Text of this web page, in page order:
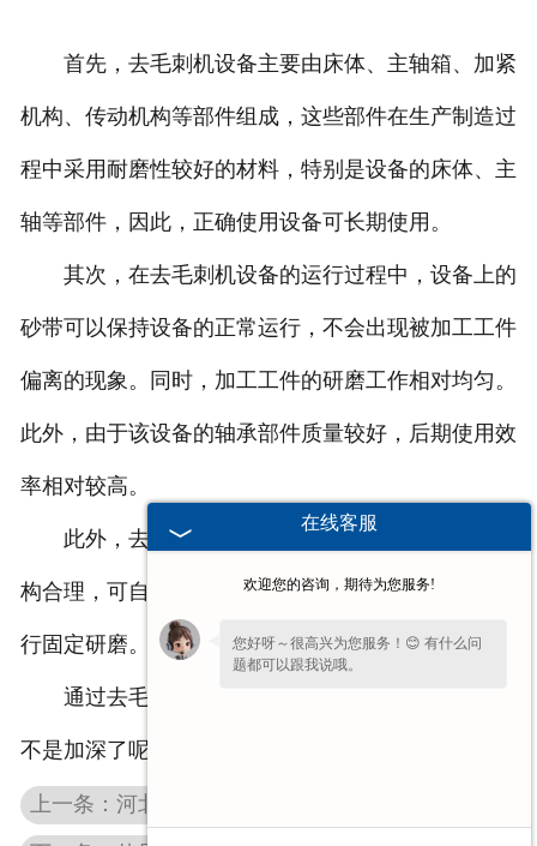
首先，去毛刺机设备主要由床体、主轴箱、加紧
机构、传动机构等部件组成，这些部件在生产制造过
程中采用耐磨性较好的材料，特别是设备的床体、主
轴等部件，因此，正确使用设备可长期使用。
其次，在去毛刺机设备的运行过程中，设备上的
砂带可以保持设备的正常运行，不会出现被加工工件
偏离的现象。同时，加工工件的研磨工作相对均匀。
此外，由于该设备的轴承部件质量较好，后期使用效
率相对较高。
此外，去毛刺机在使用过程中，由于设备设计结
构合理，可自动加紧加工工件，快速找到工件中心进
行固定研磨。
通过去毛刺机的讲解，大家对这个设备的了解是
不是加深了呢？
上一条：河北中心孔研磨机后期运行怎么操作
在线客服
欢迎您的咨询，期待为您服务!
您好呀～很高兴为您服务！😊 有什么问
题都可以跟我说哦。